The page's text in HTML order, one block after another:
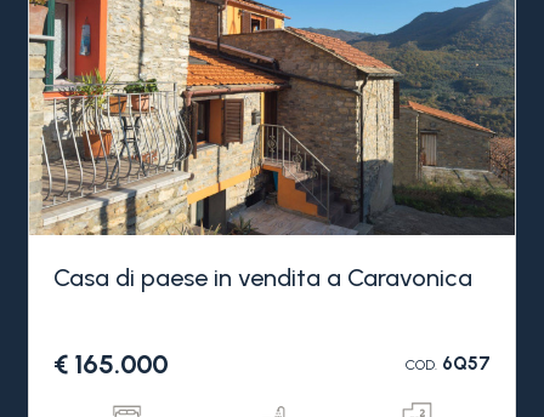
Casa di paese in vendita a Caravonica
€ 165.000 COD.6Q57